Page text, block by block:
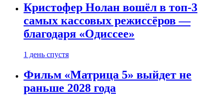
Кристофер Нолан вошёл в топ-3
самых кассовых режиссёров —
благодаря «Одиссее»
1 день спустя
Фильм «Матрица 5» выйдет не
раньше 2028 года